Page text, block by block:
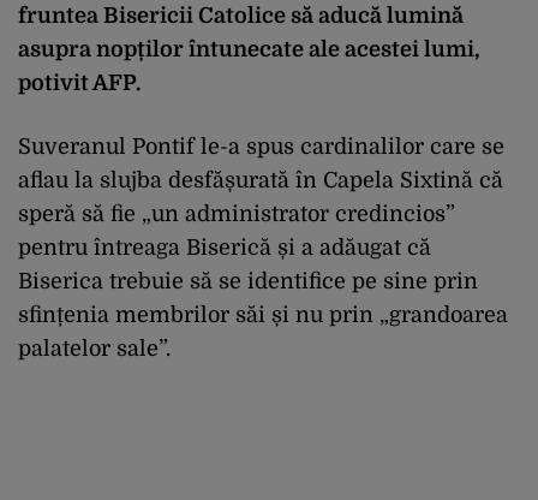
fruntea Bisericii Catolice să aducă lumină
asupra nopților întunecate ale acestei lumi,
potivit AFP.
Suveranul Pontif le-a spus cardinalilor care se
aflau la slujba desfășurată în Capela Sixtină că
speră să fie „un administrator credincios”
pentru întreaga Biserică și a adăugat că
Biserica trebuie să se identifice pe sine prin
sfințenia membrilor săi și nu prin „grandoarea
palatelor sale”.